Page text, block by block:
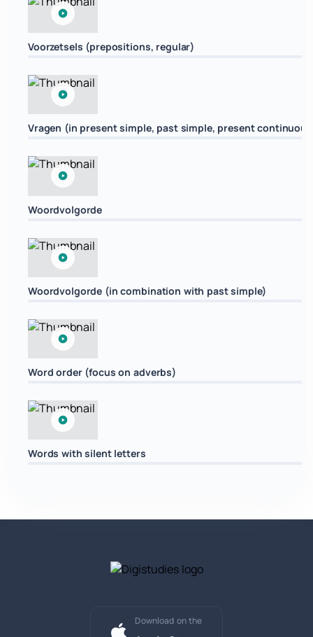
Voorzetsels (prepositions, regular)
Vragen (in present simple, past simple, present
Woordvolgorde
Woordvolgorde (in combination with past simple)
Word order (focus on adverbs)
Words with silent letters
Download on the